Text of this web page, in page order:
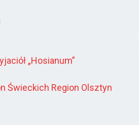
„Hosianum”
Świeckich Region Olsztyn